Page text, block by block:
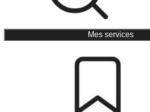
Mes services